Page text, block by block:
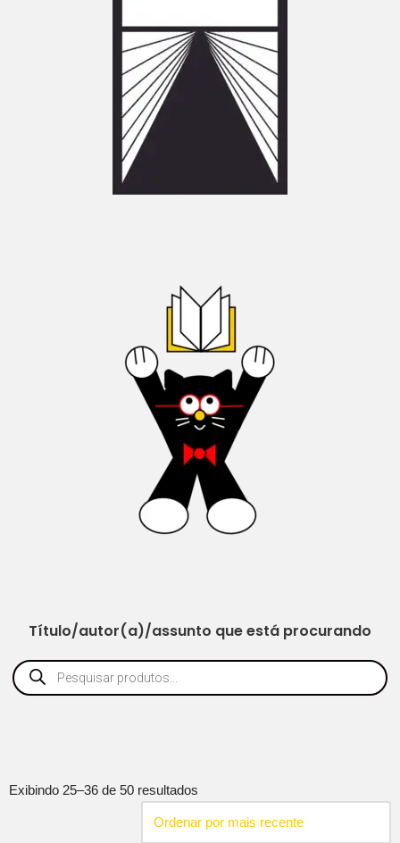
Título/autor(a)/assunto que está procurando
Exibindo 25–36 de 50 resultados